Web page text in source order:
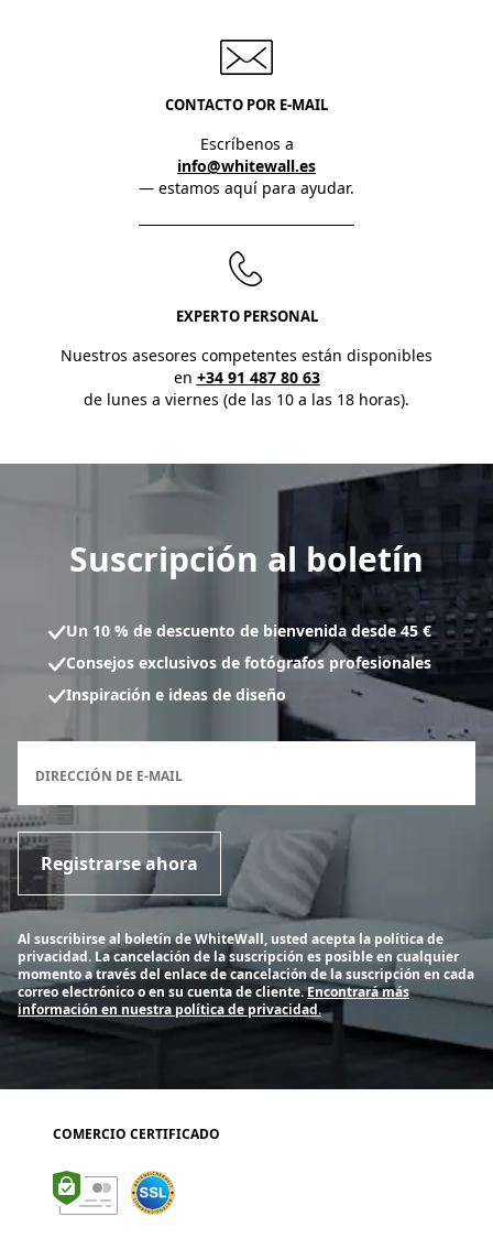
CONTACTO POR E-MAIL
Escríbenos a
info@whitewall.es
— estamos aquí para ayudar.
EXPERTO PERSONAL
Nuestros asesores competentes están disponibles
en +34 91 487 80 63
de lunes a viernes (de las 10 a las 18 horas).
Suscripción al boletín
Un 10 % de descuento de bienvenida desde 45 €
Consejos exclusivos de fotógrafos profesionales
Inspiración e ideas de diseño
DIRECCIÓN DE E-MAIL
Registrarse ahora
Al suscribirse al boletín de WhiteWall, usted acepta la política de
privacidad. La cancelación de la suscripción es posible en cualquier
momento a través del enlace de cancelación de la suscripción en cada
correo electrónico o en su cuenta de cliente.Encontrará más
información en nuestra política de privacidad.
COMERCIO CERTIFICADO